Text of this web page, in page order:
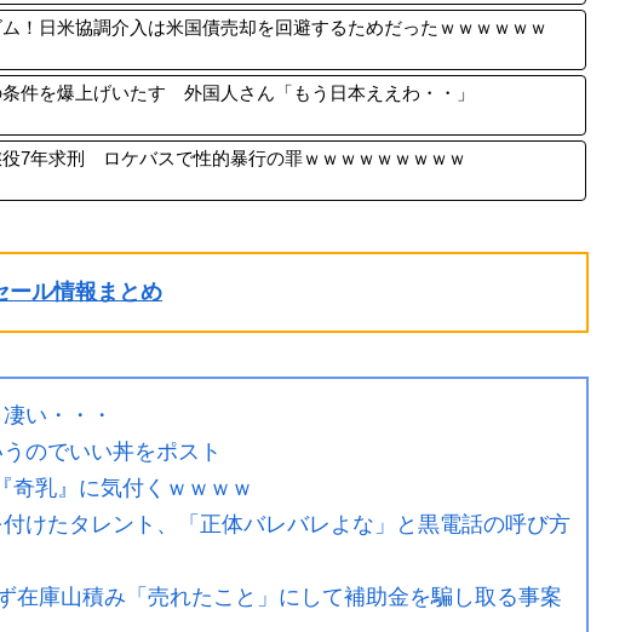
！日米協調介入は米国債売却を回避するためだったｗｗｗｗｗｗ
件を爆上げいたす 外国人さん「もう日本ええわ・・」
役7年求刑 ロケバスで性的暴行の罪ｗｗｗｗｗｗｗｗｗ
ール情報まとめ
い・・・
のでいい丼をポスト
奇乳』に気付くｗｗｗｗ
けたタレント、「正体バレバレよな」と黒電話の呼び方
在庫山積み「売れたこと」にして補助金を騙し取る事案